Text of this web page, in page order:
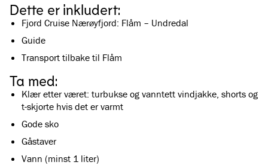
Dette er inkludert:
Fjord Cruise Nærøyfjord: Flåm – Undredal
Guide
Transport tilbake til Flåm
Ta med:
Klær etter været: turbukse og vanntett vindjakke, shorts og
t-skjorte hvis det er varmt
Gode sko
Gåstaver
Vann (minst 1 liter)